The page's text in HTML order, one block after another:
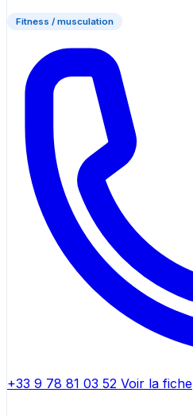
Fitness / musculation
+33 9 78 81 03 52 Voir la fiche